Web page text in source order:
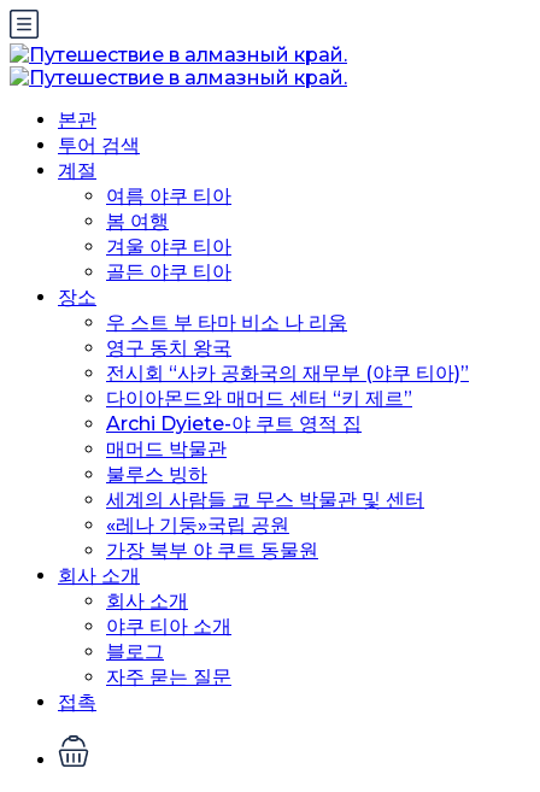
본관
투어 검색
계절
여름 야쿠 티아
봄 여행
겨울 야쿠 티아
골든 야쿠 티아
장소
우 스트 부 타마 비소 나 리움
영구 동치 왕국
전시회 “사카 공화국의 재무부 (야쿠 티아)”
다이아몬드와 매머드 센터 “키 제르”
Archi Dyiete-야 쿠트 영적 집
매머드 박물관
불루스 빙하
세계의 사람들 코 무스 박물관 및 센터
«레나 기둥»국립 공원
가장 북부 야 쿠트 동물원
회사 소개
회사 소개
야쿠 티아 소개
블로그
자주 묻는 질문
접촉